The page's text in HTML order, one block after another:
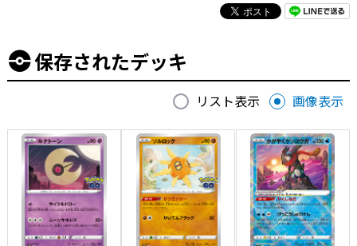
保存されたデッキ
リスト表示 画像表示